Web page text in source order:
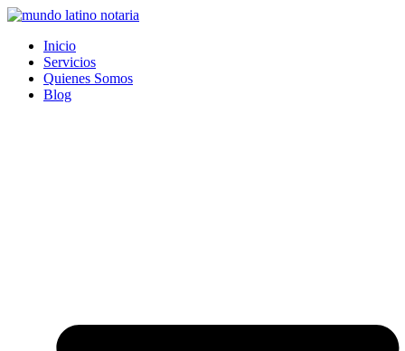
Saltar
contenido
Inicio
Servicios
Quienes Somos
Blog